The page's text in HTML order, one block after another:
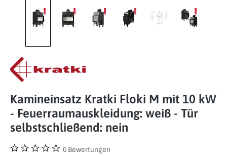
Kamineinsatz Kratki Floki M mit 10 kW
- Feuerraumauskleidung: weiß - Tür
selbstschließend: nein
0 Bewertungen